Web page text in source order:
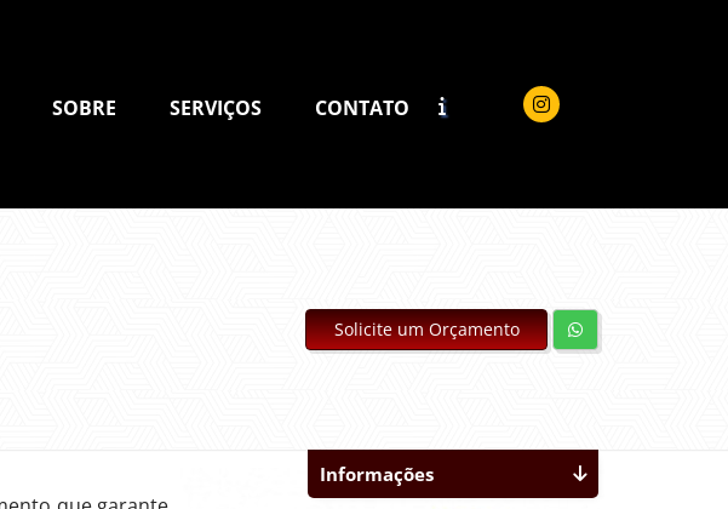
SOBRE SERVIÇOS CONTATO
Solicite um Orçamento
Informações